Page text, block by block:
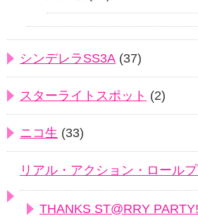
シンデレラSS3A (37)
スターライトスポット (2)
ニコ生 (33)
リアル・アクション・ロール
THANKS ST@RRY